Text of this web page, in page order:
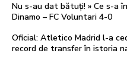
Nu s-au dat bătuți! » Ce s-a
Dinamo – FC Voluntari 4-0
Oficial: Atletico Madrid l-a
record de transfer în istoria